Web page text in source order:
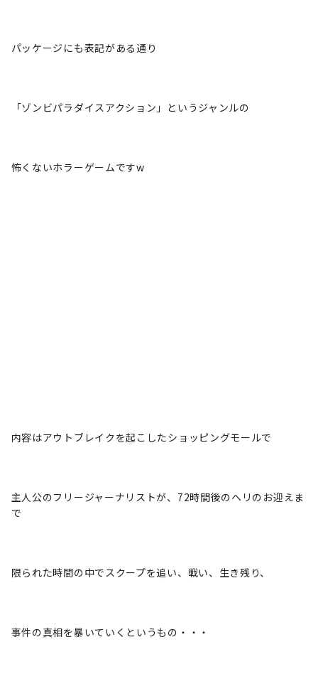
パッケージにも表記がある通り
「ゾンビパラダイスアクション」というジャンルの
怖くないホラーゲームですw
内容はアウトブレイクを起こしたショッピングモールで
主人公のフリージャーナリストが、72時間後のヘリのお迎えま
で
限られた時間の中でスクープを追い、戦い、生き残り、
事件の真相を暴いていくというもの・・・